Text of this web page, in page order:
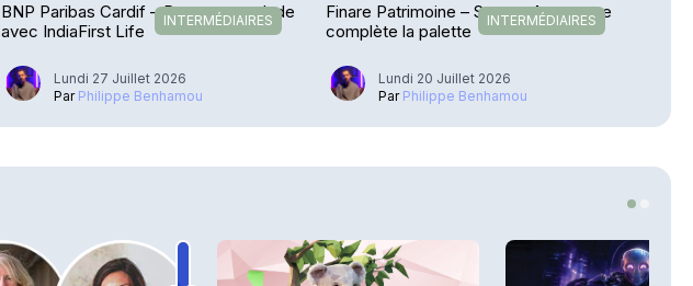
INTERMÉDIAIRES
BNP Paribas Cardif – De retour en Inde
avec IndiaFirst Life
Lundi 27 Juillet 2026
Par Philippe Benhamou
INTERMÉDIAIRES
Finare Patrimoine – Sateco Assurance
complète la palette
Lundi 20 Juillet 2026
Par Philippe Benhamou